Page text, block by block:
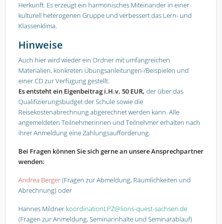
Herkunft. Es erzeugt ein harmonisches Miteinander in einer
kulturell heterogenen Gruppe und verbessert das Lern- und
Klassenklima.
Hinweise
Auch hier wird wieder ein Ordner mit umfangreichen
Materialien, konkreten Übungsanleitungen-/Beispielen und
einer CD zur Verfügung gestellt.
Es entsteht ein Eigenbeitrag i.H.v. 50 EUR, der über das
Qualifizierungsbudget der Schule sowie die
Reisekostenabrechnung abgerechnet werden kann. Alle
angemeldeten Teilnehmerinnen und Teilnehmer erhalten nach
ihrer Anmeldung eine Zahlungsaufforderung.
Bei Fragen können Sie sich gerne an unsere Ansprechpartner
wenden:
Andrea Berger(Fragen zur Abmeldung, Räumlichkeiten und
Abrechnung) oder
Hannes Mildner koordinationLPZ@lions-quest-sachsen.de
(Fragen zur Anmeldung, Seminarinhalte und Seminarablauf)